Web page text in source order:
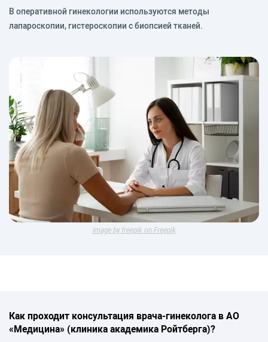
В оперативной гинекологии используются методы
лапароскопии, гистероскопии с биопсией тканей.
Image by freepik on Freepik
Как проходит консультация врача-гинеколога в АО
«Медицина» (клиника академика Ройтберга)?